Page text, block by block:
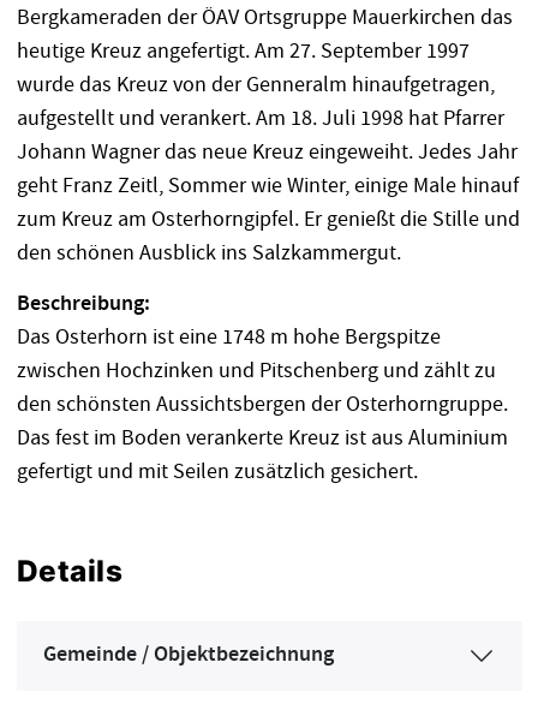
Bergkameraden der ÖAV Ortsgruppe Mauerkirchen das
heutige Kreuz angefertigt. Am 27. September 1997
wurde das Kreuz von der Genneralm hinaufgetragen,
aufgestellt und verankert. Am 18. Juli 1998 hat Pfarrer
Johann Wagner das neue Kreuz eingeweiht. Jedes Jahr
geht Franz Zeitl, Sommer wie Winter, einige Male hinauf
zum Kreuz am Osterhorngipfel. Er genießt die Stille und
den schönen Ausblick ins Salzkammergut.
Beschreibung:
Das Osterhorn ist eine 1748 m hohe Bergspitze
zwischen Hochzinken und Pitschenberg und zählt zu
den schönsten Aussichtsbergen der Osterhorngruppe.
Das fest im Boden verankerte Kreuz ist aus Aluminium
gefertigt und mit Seilen zusätzlich gesichert.
Details
Gemeinde / Objektbezeichnung